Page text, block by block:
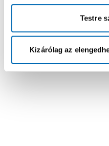
Testre
Kizárólag az